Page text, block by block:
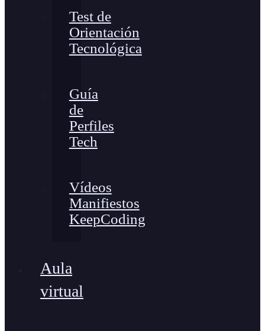
Test de
Orientación
Tecnológica
Guía
de
Perfiles
Tech
Vídeos
Manifiestos
KeepCoding
Aula
virtual